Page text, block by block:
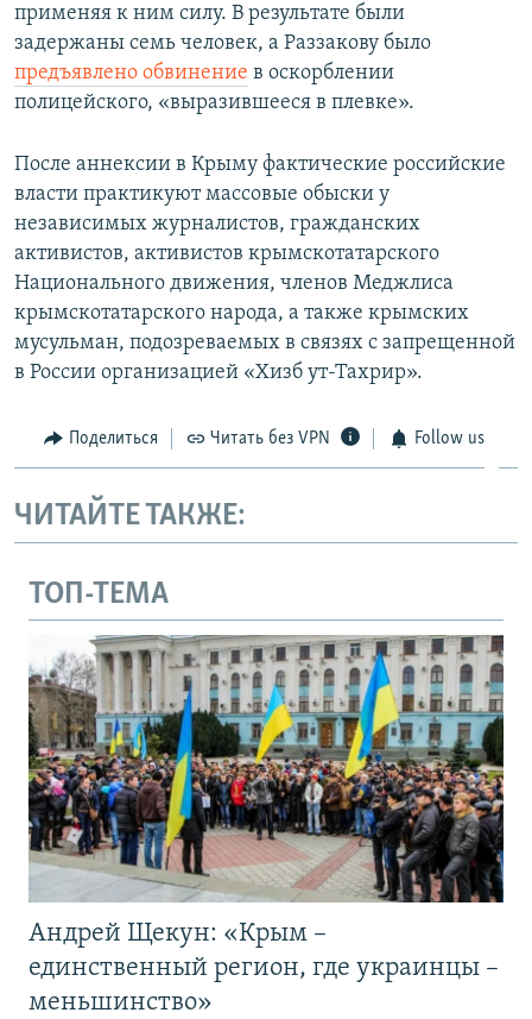
применяя к ним силу. В результате были
задержаны семь человек, а Раззакову было
предъявлено обвинение в оскорблении
полицейского, «выразившееся в плевке».
После аннексии в Крыму фактические российские
власти практикуют массовые обыски у
независимых журналистов, гражданских
активистов, активистов крымскотатарского
Национального движения, членов Меджлиса
крымскотатарского народа, а также крымских
мусульман, подозреваемых в связях с запрещенной
в России организацией «Хизб ут-Тахрир».
Поделиться Читать без VPN Follow us
ЧИТАЙТЕ ТАКЖЕ:
ТОП-ТЕМА
Андрей Щекун: «Крым –
единственный регион, где украинцы –
меньшинство»